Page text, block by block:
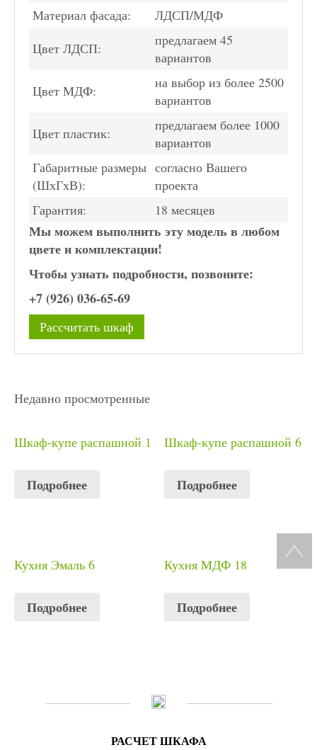
Материал фасада:
ЛДСП/МДФ
Цвет ЛДСП:
предлагаем 45
вариантов
Цвет МДФ:
на выбор из более 2500
вариантов
Цвет пластик:
предлагаем более 1000
вариантов
Габаритные размеры
(ШхГхВ):
согласно Вашего
проекта
Гарантия:
18 месяцев
Мы можем выполнить эту модель в любом
цвете и комплектации!
Чтобы узнать подробности, позвоните:
+7 (926) 036-65-69
Рассчитать шкаф
Недавно просмотренные
Шкаф-купе распашной 1
Подробнее
Шкаф-купе распашной 6
Подробнее
Кухня Эмаль 6
Подробнее
Кухня МДФ 18
Подробнее
РАСЧЕТ ШКАФА